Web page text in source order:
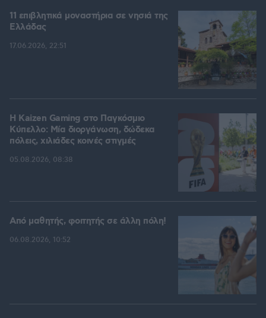
11 επιβλητικά μοναστήρια σε νησιά της
Ελλάδας
17.06.2026, 22:51
H Kaizen Gaming στο Παγκόσμιο
Kύπελλο: Μία διοργάνωση, δώδεκα
πόλεις, χιλιάδες κοινές στιγμές
05.08.2026, 08:38
Από μαθητής, φοιτητής σε άλλη πόλη!
06.08.2026, 10:52